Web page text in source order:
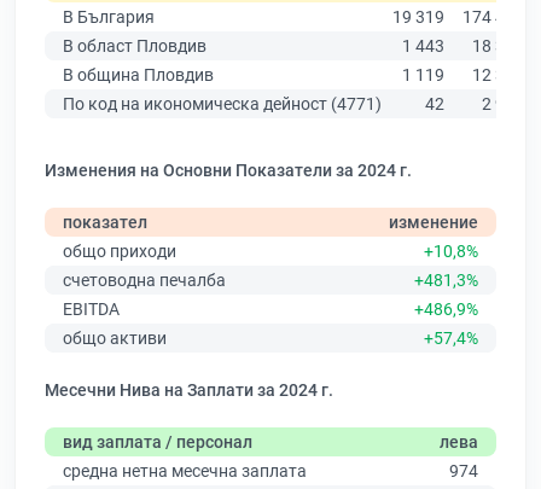
В България
19 319
174 403
В област Пловдив
1 443
18 305
В община Пловдив
1 119
12 387
По код на икономическа дейност (4771)
42 2 912
Изменения на Основни Показатели за 2024 г.
показател
изменение
общо приходи
+10,8%
счетоводна печалба
+481,3%
EBITDA
+486,9%
общо активи
+57,4%
Месечни Нива на Заплати за 2024 г.
вид заплата / персонал
лева
средна нетна месечна заплата
974